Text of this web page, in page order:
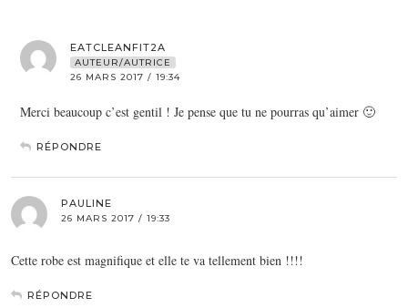
EATCLEANFIT2A
AUTEUR/AUTRICE
26 MARS 2017 / 19:34
Merci beaucoup c’est gentil ! Je pense que tu ne pourras qu’aimer 🙂
RÉPONDRE
PAULINE
26 MARS 2017 / 19:33
Cette robe est magnifique et elle te va tellement bien !!!!
RÉPONDRE